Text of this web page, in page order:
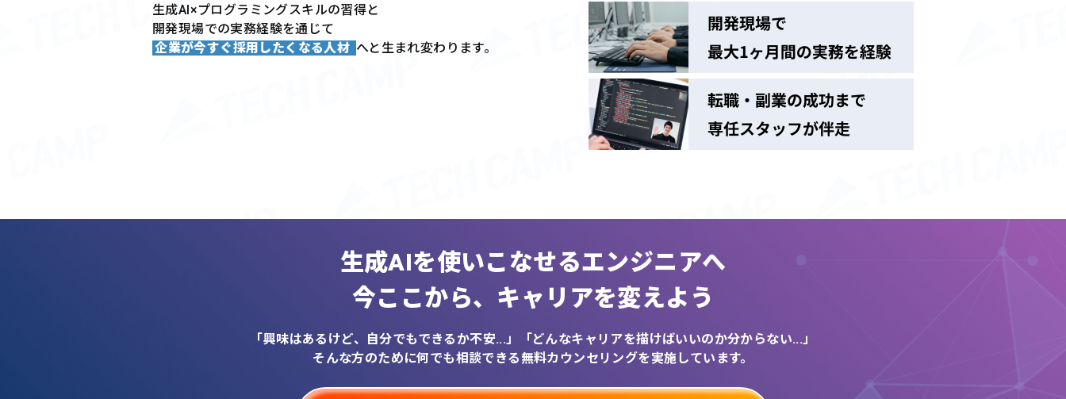
生成AI×プログラミングスキルの習得と
開発現場での実務経験を通じて
企業が今すぐ採用したくなる人材 へと生まれ変わります。
生成AIを使いこなせるエンジニアへ
今ここから、 キャリアを変えよう
「興味はあるけど、自分でもできるか不安...」
「どんなキャリアを描けばいいのか分からない...」
そんな方のために何でも相談できる無料カウンセリングを実施しています。